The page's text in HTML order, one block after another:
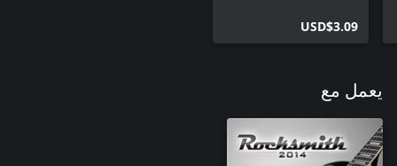
USD$3.09
يعمل مع